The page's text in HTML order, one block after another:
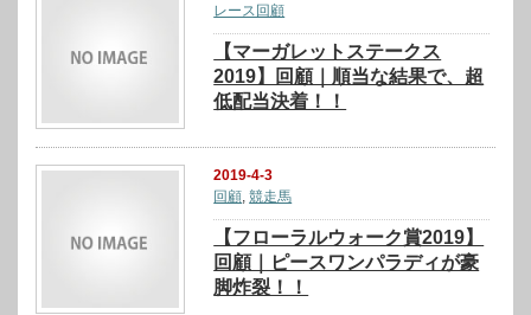
レース回顧
【マーガレットステークス
2019】回顧｜順当な結果で、超
低配当決着！！
2019-4-3
回顧 ,競走馬
【フローラルウォーク賞2019】
回顧｜ピースワンパラディが豪
脚炸裂！！